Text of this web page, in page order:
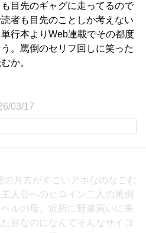
目先のギャグに走ってるので
者も目先のことしか考えない
行本よりWeb連載でその都度
。罵倒のセリフ回しに笑った
か。
03/17
片方がすごいアホなのなごむ
人公へのヒロイン二人の罵倒
ルの母、近所に野菜買いに来
目なのになんでそんなサイコ